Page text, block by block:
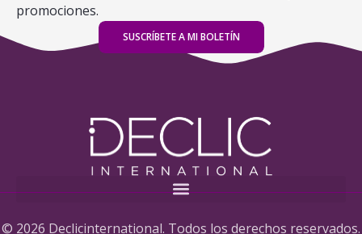
promociones.
SUSCRÍBETE A MI BOLETÍN
© 2026 Declicinternational. Todos los derechos reservados.